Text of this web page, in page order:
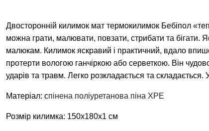
Двосторонній килимок мат термокилимок Бебіпол
можна грати, малювати, повзати, стрибати та бігати.
малюкам. Килимок яскравий і практичний, вдало
протерти вологою ганчіркою або серветкою. Він
ударів та травм. Легко розкладається та складається.
Матеріал: спінена поліуретанова піна ХРЕ
Розмір килимка: 150х180х1 см